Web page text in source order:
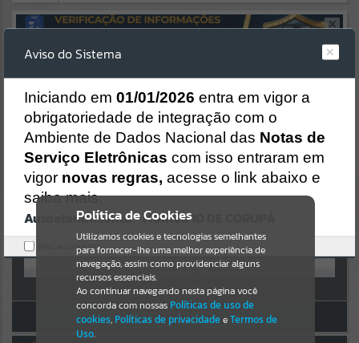
Resultados para""
Portais
Por favor, aguarde...
NOTÍCIAS
Por favor, aguarde...
Por favor, aguarde...
SERVIÇOS
AUTOATENDIMENTO
OU
Cadastre-se|Recuperar Senha
ACESSAR SEM LOGIN
Política de Cookies
Utilizamos cookies e tecnologias semelhantes
para fornecer-lhe uma melhor experiência de
navegação, assim como providenciar alguns
recursos essenciais.
Ao continuar navegando nesta página você
concorda com nossas Políticas de uso de
cookies, Políticas de privacidadeeTermos de
Uso.
Aviso do Sistema
Iniciando em 01/01/2026 entra em vigor a
obrigatoriedade de integração com o
Ambiente de Dados Nacional das Notas de
Serviço Eletrônicas com isso entraram em
vigor novas regras, acesse o link abaixo e
saiba mais.
Autoatendimento - MUNICÍPIO DE CORUPÁ
Marcar como lido.
Erro
SISTEMA
Gerenciamento do Sistema
CÓDIGO DA MENSAGEM:EST-000040
Ocorreu um erro de script:
Uncaught SyntaxError: Unexpected token '('
https://corupa.atende.net/https:/corupa.atende.net/cidadao/pagina/e
dital-de-processo-seletivo-publico-simplificado-n-008-
2019/static/bundle/wpo_index_2_base_l2_portal_editores_sync_dd
63a725aa1a3e42e62571aa199b67e2.js?v=816ac05d:47
Verificar Mais Detalhes
OK